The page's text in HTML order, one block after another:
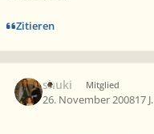
Zitieren
shuki Mitglied
26. November 200817 J.